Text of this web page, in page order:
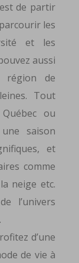
de partir
les
et les
aussi
région de
Tout
ou
saison
et
comme
neige etc.
l’univers
d’une
de vie à